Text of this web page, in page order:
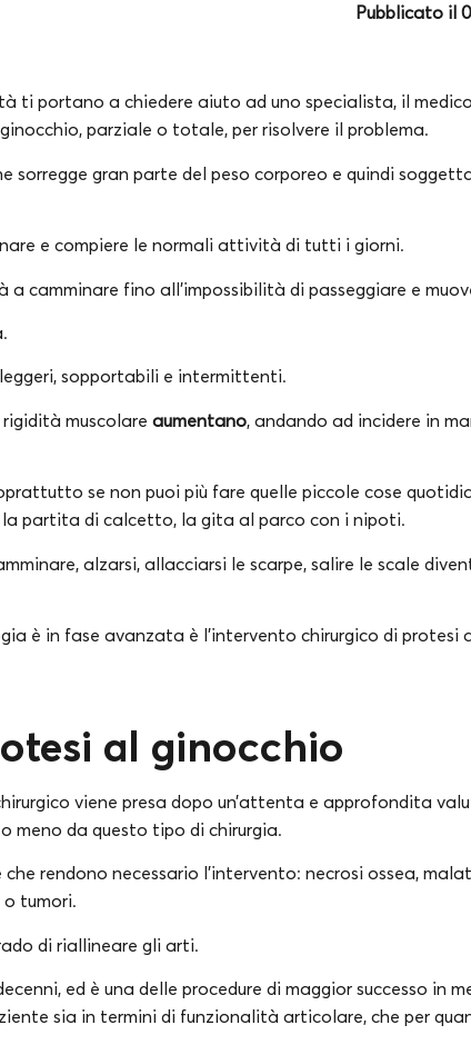
Pubblicato il
ti portano a chiedere aiuto ad uno specialista, il
parziale o totale, per risolvere il problema.
sorregge gran parte del peso corporeo e quindi
e compiere le normali attività di tutti i giorni.
camminare fino all’impossibilità di passeggiare e
sopportabili e intermittenti.
muscolare aumentano, andando ad incidere in
se non puoi più fare quelle piccole cose
partita di calcetto, la gita al parco con i nipoti.
alzarsi, allacciarsi le scarpe, salire le scale
è in fase avanzata è l’intervento chirurgico di protesi
al ginocchio
viene presa dopo un’attenta e approfondita
meno da questo tipo di chirurgia.
rendono necessario l’intervento: necrosi ossea,
tumori.
di riallineare gli arti.
ed è una delle procedure di maggior successo in
sia in termini di funzionalità articolare, che per